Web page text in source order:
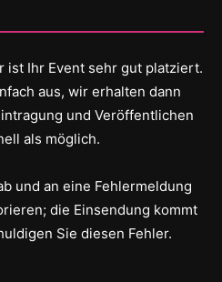
ist Ihr Event sehr gut platziert.
aus, wir erhalten dann
und Veröffentlichen
als möglich.
und an eine Fehlermeldung
die Einsendung kommt
Sie diesen Fehler.